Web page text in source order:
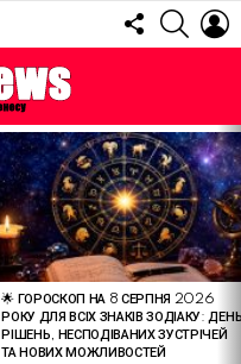
FOLLOW
US
🌟 ГОРОСКОП НА 8 СЕРПНЯ 2026
РОКУ ДЛЯ ВСІХ ЗНАКІВ ЗОДІАКУ:
РІШЕНЬ, НЕСПОДІВАНИХ ЗУСТРІЧЕЙ
ТА НОВИХ МОЖЛИВОСТЕЙ